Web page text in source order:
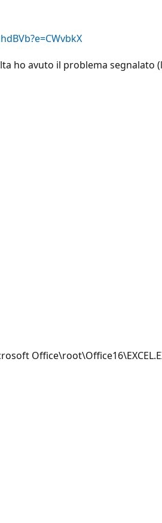
ho avuto il problema segnalato